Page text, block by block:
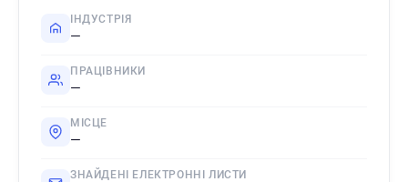
ІНДУСТРІЯ
—
ПРАЦІВНИКИ
—
МІСЦЕ
—
ЗНАЙДЕНІ ЕЛЕКТРОННІ ЛИСТИ